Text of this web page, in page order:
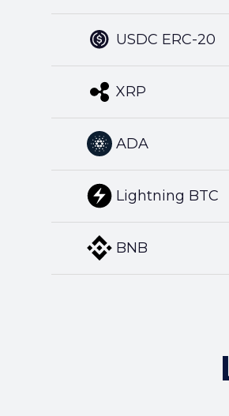
USDC ERC-20
XRP
ADA
Lightning BTC
BNB